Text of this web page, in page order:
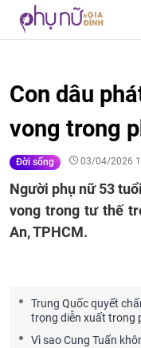
Con dâu
vong trong
Đời sống 03/04/2026
Người phụ nữ 53
vong trong tư thế
An, TPHCM.
Trung Quốc quyết
trọng diễn xuất trong
Vì sao Cung Tuấn